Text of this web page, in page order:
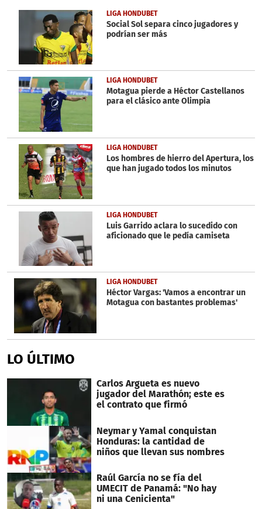
19
seconds
LIGA HONDUBET
Social Sol separa cinco jugadores y
podrían ser más
LIGA HONDUBET
Motagua pierde a Héctor Castellanos
para el clásico ante Olimpia
LIGA HONDUBET
Los hombres de hierro del Apertura, los
que han jugado todos los minutos
LIGA HONDUBET
Luis Garrido aclara lo sucedido con
aficionado que le pedía camiseta
LIGA HONDUBET
Héctor Vargas: 'Vamos a encontrar un
Motagua con bastantes problemas'
LO ÚLTIMO
Carlos Argueta es nuevo
jugador del Marathón; este es
el contrato que firmó
Neymar y Yamal conquistan
Honduras: la cantidad de
niños que llevan sus nombres
Raúl García no se fía del
UMECIT de Panamá: "No hay
ni una Cenicienta"